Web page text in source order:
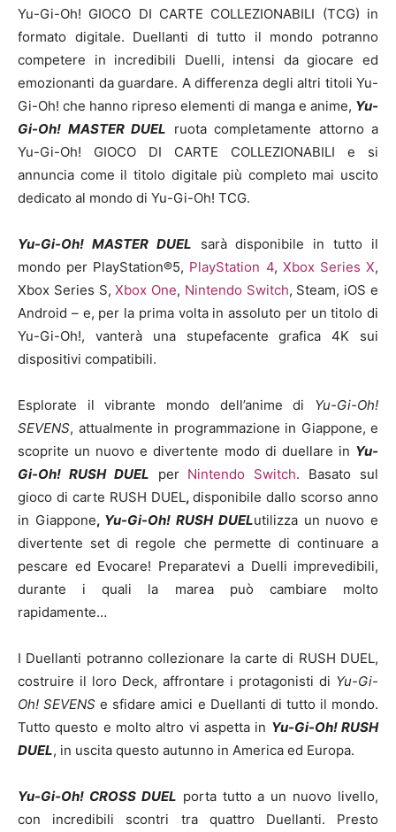
Yu-Gi-Oh! GIOCO DI CARTE COLLEZIONABILI (TCG) in
formato digitale. Duellanti di tutto il mondo potranno
competere in incredibili Duelli, intensi da giocare ed
emozionanti da guardare. A differenza degli altri titoli Yu-
Gi-Oh! che hanno ripreso elementi di manga e anime, Yu-
Gi-Oh! MASTER DUEL ruota completamente attorno a
Yu-Gi-Oh! GIOCO DI CARTE COLLEZIONABILI e si
annuncia come il titolo digitale più completo mai uscito
dedicato al mondo di Yu-Gi-Oh! TCG.
Yu-Gi-Oh! MASTER DUEL sarà disponibile in tutto il
mondo per PlayStation®5, PlayStation 4, Xbox Series X,
Xbox Series S,Xbox One, Nintendo Switch, Steam, iOS e
Android – e, per la prima volta in assoluto per un titolo di
Yu-Gi-Oh!, vanterà una stupefacente grafica 4K sui
dispositivi compatibili.
Esplorate il vibrante mondo dell’anime di Yu-Gi-Oh!
SEVENS, attualmente in programmazione in Giappone, e
scoprite un nuovo e divertente modo di duellare in Yu-
Gi-Oh! RUSH DUEL per Nintendo Switch. Basato sul
gioco di carte RUSH DUEL, disponibile dallo scorso anno
in Giappone, Yu-Gi-Oh! RUSH DUELutilizza un nuovo e
divertente set di regole che permette di continuare a
pescare ed Evocare! Preparatevi a Duelli imprevedibili,
durante i quali la marea può cambiare molto
rapidamente…
I Duellanti potranno collezionare la carte di RUSH DUEL,
costruire il loro Deck, affrontare i protagonisti di Yu-Gi-
Oh! SEVENS e sfidare amici e Duellanti di tutto il mondo.
Tutto questo e molto altro vi aspetta in Yu-Gi-Oh! RUSH
DUEL, in uscita questo autunno in America ed Europa.
Yu-Gi-Oh! CROSS DUEL porta tutto a un nuovo livello,
con incredibili scontri tra quattro Duellanti. Presto